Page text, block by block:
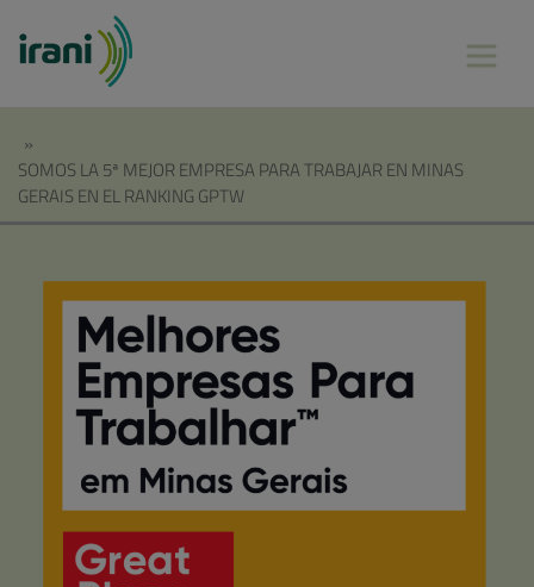
»
SOMOS LA 5ª MEJOR EMPRESA PARA TRABAJAR EN MINAS
GERAIS EN EL RANKING GPTW